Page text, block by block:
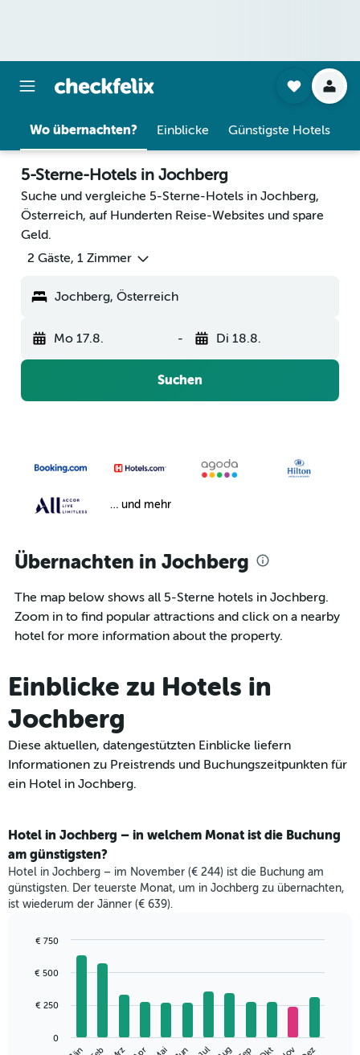
Wo übernachten? Einblicke Günstigste Hotels
5-Sterne-Hotels in Jochberg
Suche und vergleiche 5-Sterne-Hotels in Jochberg,
Österreich, auf Hunderten Reise-Websites und spare
Geld.
2 Gäste, 1 Zimmer
Jochberg, Österreich
Mo 17.8. - Di 18.8.
Suchen
… und mehr
Übernachten in Jochberg
The map below shows all 5-Sterne hotels in Jochberg.
Zoom in to find popular attractions and click on a nearby
hotel for more information about the property.
Einblicke zu Hotels in
Jochberg
Diese aktuellen, datengestützten Einblicke liefern
Informationen zu Preistrends und Buchungszeitpunkten für
ein Hotel in Jochberg.
Hotel in Jochberg – in welchem Monat ist die Buchung
am günstigsten?
Hotel in Jochberg – im November (€ 244) ist die Buchung am
günstigsten. Der teuerste Monat, um in Jochberg zu übernachten,
ist wiederum der Jänner (€ 639).
chart
bars.
graphic.
0
€ 250
€ 500
€ 750